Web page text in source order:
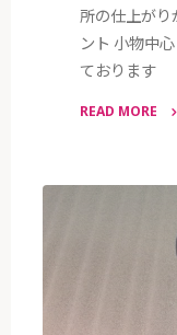
所の仕上が
ント 小物中
ております
READ MORE
実